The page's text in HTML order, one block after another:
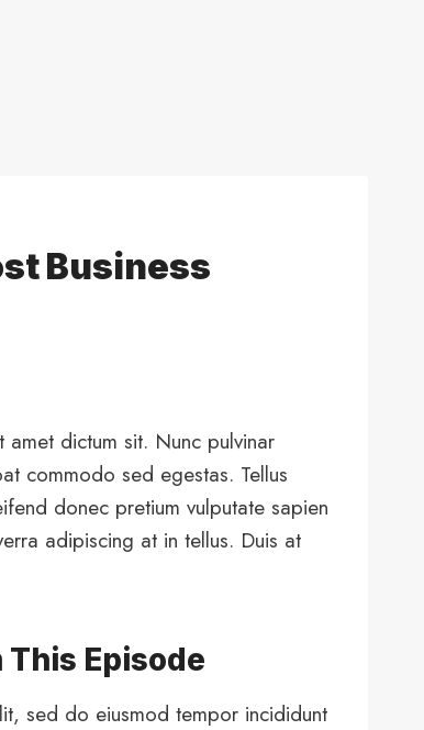
Business
dictum sit. Nunc pulvinar
commodo sed egestas. Tellus
donec pretium vulputate sapien
adipiscing at in tellus. Duis at
Episode
sed do eiusmod tempor incididunt